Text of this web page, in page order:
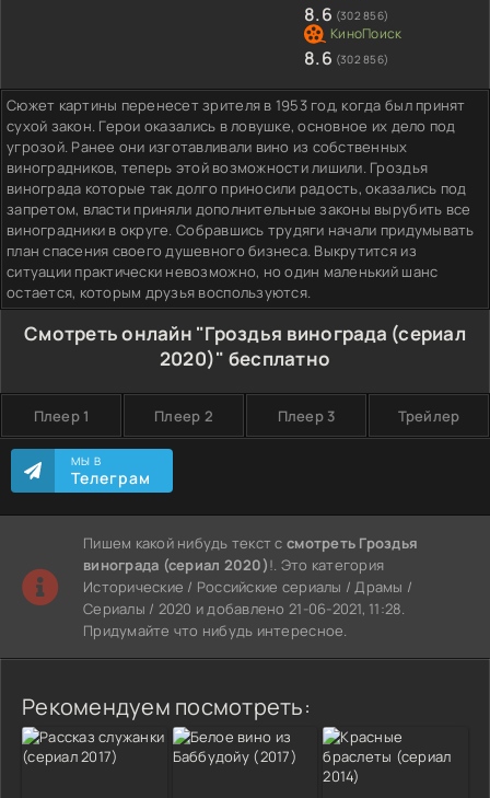
8.6 (302 856)
8.6 (302 856)
Сюжет картины перенесет зрителя в 1953 год, когда был принят
сухой закон. Герои оказались в ловушке, основное их дело под
угрозой. Ранее они изготавливали вино из собственных
виноградников, теперь этой возможности лишили. Гроздья
винограда которые так долго приносили радость, оказались под
запретом, власти приняли дополнительные законы вырубить все
виноградники в округе. Собравшись трудяги начали придумывать
план спасения своего душевного бизнеса. Выкрутится из
ситуации практически невозможно, но один маленький шанс
остается, которым друзья воспользуются.
Смотреть онлайн "Гроздья винограда (сериал
2020)" бесплатно
Плеер 1 Плеер 2 Плеер 3 Трейлер
МЫ В
Телеграм
Пишем какой нибудь текст ссмотреть Гроздья
винограда (сериал 2020)!. Это категория
Исторические / Российские сериалы / Драмы /
Сериалы / 2020 и добавлено 21-06-2021, 11:28.
Придумайте что нибудь интересное.
Рекомендуем посмотреть: